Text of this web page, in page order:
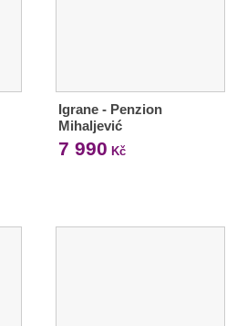
Igrane - Penzion
Mihaljević
7 990 Kč